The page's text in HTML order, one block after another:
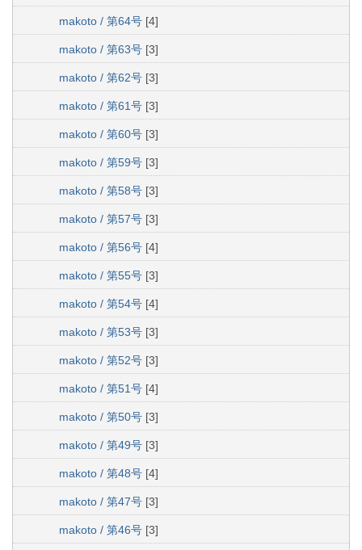
makoto / 第64号 [4]
makoto / 第63号 [3]
makoto / 第62号 [3]
makoto / 第61号 [3]
makoto / 第60号 [3]
makoto / 第59号 [3]
makoto / 第58号 [3]
makoto / 第57号 [3]
makoto / 第56号 [4]
makoto / 第55号 [3]
makoto / 第54号 [4]
makoto / 第53号 [3]
makoto / 第52号 [3]
makoto / 第51号 [4]
makoto / 第50号 [3]
makoto / 第49号 [3]
makoto / 第48号 [4]
makoto / 第47号 [3]
makoto / 第46号 [3]